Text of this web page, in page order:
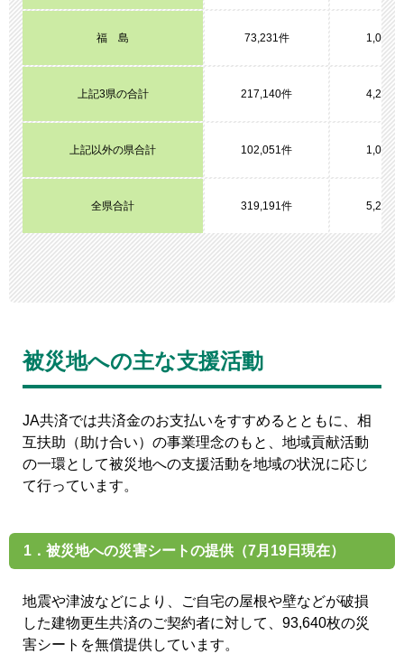
福 島 73,231件 1,037
上記3県の合計 217,140件 4,268
上記以外の県合計 102,051件 1,023
全県合計 319,191件 5,292
被災地への主な支援活動
JA共済では共済金のお支払いをすすめるとともに、相
互扶助（助け合い）の事業理念のもと、地域貢献活動
の一環として被災地への支援活動を地域の状況に応じ
て行っています。
1．被災地への災害シートの提供（7月19日現在）
地震や津波などにより、ご自宅の屋根や壁などが破損
した建物更生共済のご契約者に対して、93,640枚の災
害シートを無償提供しています。